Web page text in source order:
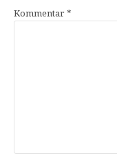
Kommentar *